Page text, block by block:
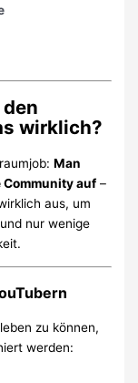
wirklich?
Man
auf –
aus, um
nur wenige
zu können,
werden: